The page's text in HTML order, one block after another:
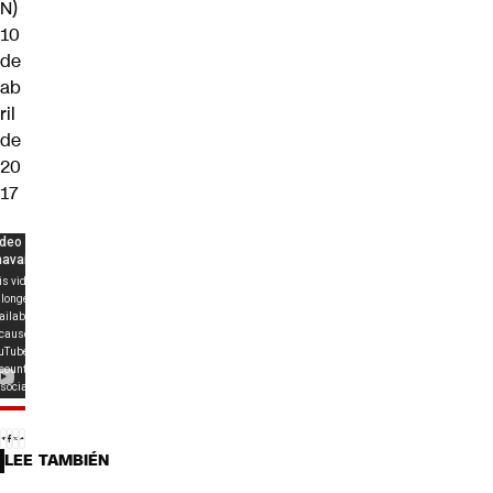
N)
10
de
ab
ril
de
20
17
LEE TAMBIÉN